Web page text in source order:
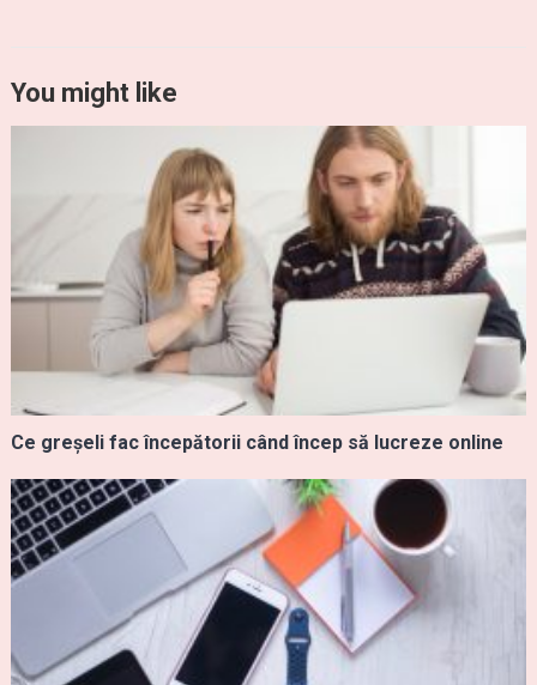
You might like
Ce greșeli fac începătorii când încep să lucreze online